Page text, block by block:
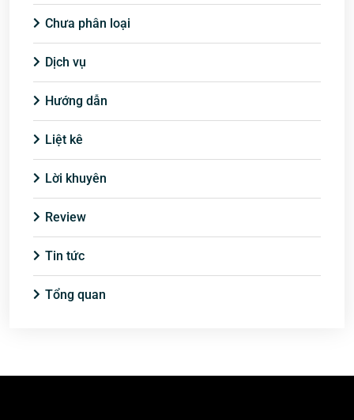
Chưa phân loại
Dịch vụ
Hướng dẫn
Liệt kê
Lời khuyên
Review
Tin tức
Tổng quan